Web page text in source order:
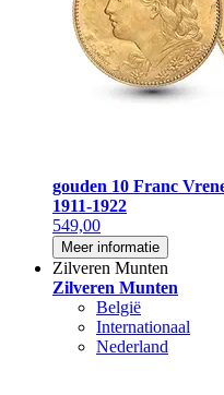
gouden 10 Franc
1911-1922
549,00
Meer informatie
Zilveren Munten
Zilveren Munten
België
Internationaal
Nederland